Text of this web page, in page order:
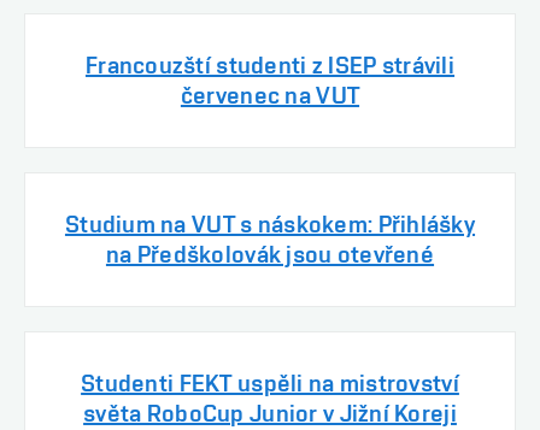
Francouzští studenti z ISEP strávili
červenec na VUT
Studium na VUT s náskokem: Přihlášky
na Předškolovák jsou otevřené
Studenti FEKT uspěli na mistrovství
světa RoboCup Junior v Jižní Koreji